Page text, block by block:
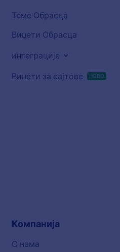
Теме Обрасца
Виџети Обрасца
интеграције
Виџети за сајтове НОВО
Компанија
О нама